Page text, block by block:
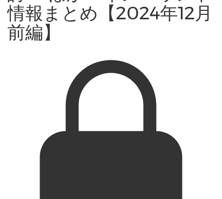
情報まとめ【2024年12月
前編】